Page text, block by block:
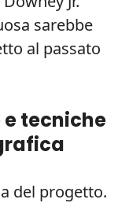
sarebbe
al passato
tecniche
del progetto.